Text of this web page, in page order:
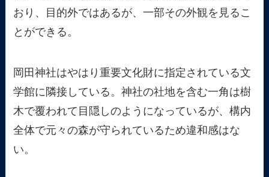
おり、目的外ではあるが、一部その外観を見るこ
とができる。
岡田神社はやはり重要文化財に指定されている文
学館に隣接している。神社の社地を含む一角は樹
木で覆われて目隠しのようになっているが、構内
全体で元々の森が守られているため違和感はな
い。